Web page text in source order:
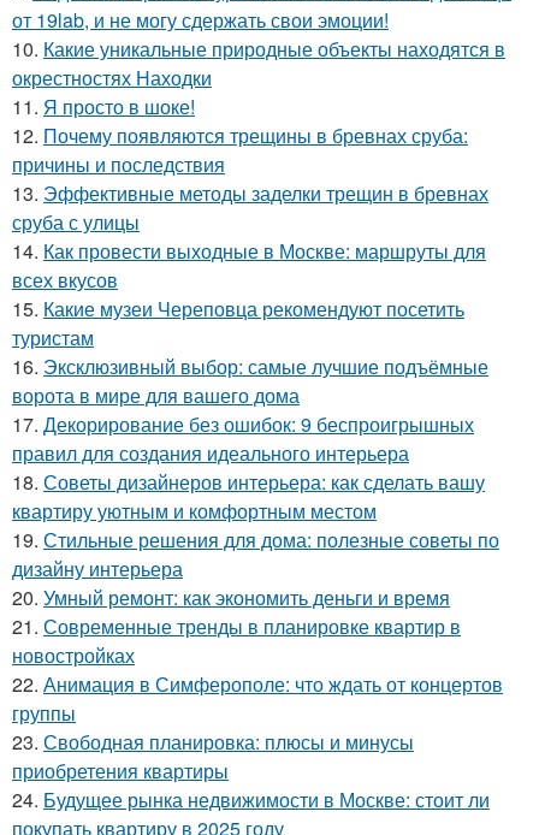
от 19lab, и не могу сдержать свои эмоции!
10. Какие уникальные природные объекты находятся в
окрестностях Находки
11. Я просто в шоке!
12. Почему появляются трещины в бревнах сруба:
причины и последствия
13. Эффективные методы заделки трещин в бревнах
сруба с улицы
14. Как провести выходные в Москве: маршруты для
всех вкусов
15. Какие музеи Череповца рекомендуют посетить
туристам
16. Эксклюзивный выбор: самые лучшие подъёмные
ворота в мире для вашего дома
17. Декорирование без ошибок: 9 беспроигрышных
правил для создания идеального интерьера
18. Советы дизайнеров интерьера: как сделать вашу
квартиру уютным и комфортным местом
19. Стильные решения для дома: полезные советы по
дизайну интерьера
20. Умный ремонт: как экономить деньги и время
21. Современные тренды в планировке квартир в
новостройках
22. Анимация в Симферополе: что ждать от концертов
группы
23. Свободная планировка: плюсы и минусы
приобретения квартиры
24. Будущее рынка недвижимости в Москве: стоит ли
покупать квартиру в 2025 году